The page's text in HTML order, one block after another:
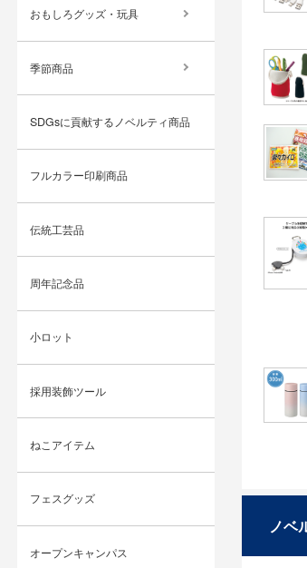
ノベ
おもしろグッズ・玩具
季節商品
SDGsに貢献するノベルティ商品
フルカラー印刷商品
伝統工芸品
周年記念品
小ロット
採用装飾ツール
ねこアイテム
フェスグッズ
オープンキャンパス